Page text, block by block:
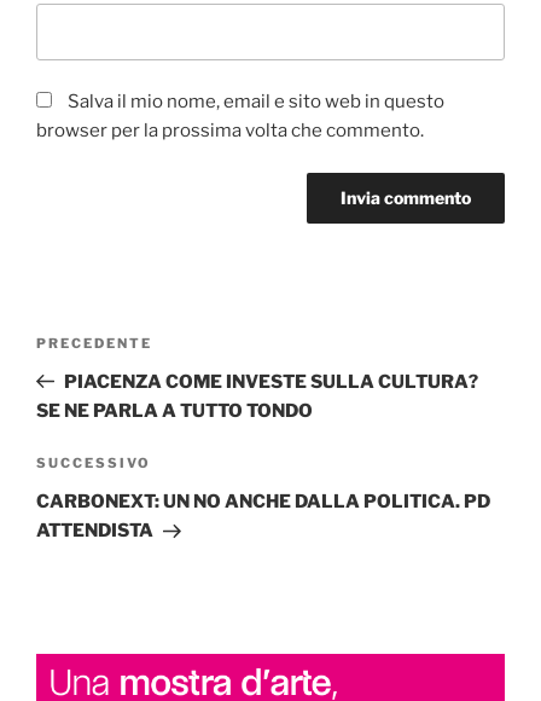
Salva il mio nome, email e sito web in questo
browser per la prossima volta che commento.
Articolo
precedente:
PRECEDENTE
PIACENZA COME INVESTE SULLA CULTURA?
SE NE PARLA A TUTTO TONDO
Articolo
successivo
SUCCESSIVO
CARBONEXT: UN NO ANCHE DALLA POLITICA. PD
ATTENDISTA